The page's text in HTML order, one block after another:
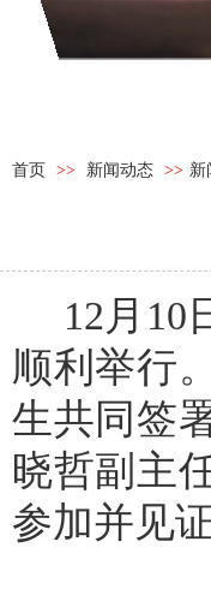
首页 >> 新闻动态 >> 新
12月10
顺利举行
生共同签
晓哲副主
参加并见